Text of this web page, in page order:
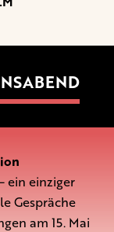
ein einziger
Gespräche
am 15. Mai